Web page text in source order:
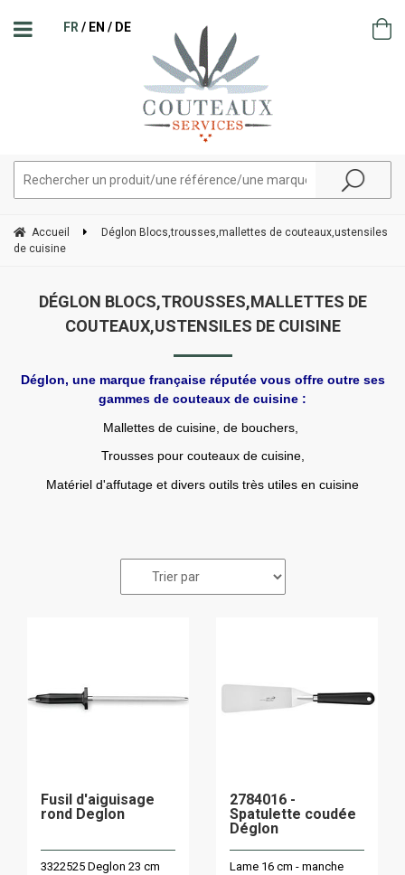
FR EN DE
Accueil
Déglon Blocs,trousses,mallettes de couteaux,ustensiles
de cuisine
DÉGLON BLOCS,TROUSSES,MALLETTES DE
COUTEAUX,USTENSILES DE CUISINE
Déglon, une marque française réputée vous offre outre ses
gammes de couteaux de cuisine :
Mallettes de cuisine, de bouchers,
Trousses pour couteaux de cuisine,
Matériel d'affutage et divers outils très utiles en cuisine
Fusil d'aiguisage
rond Deglon
3322525 Deglon 23 cm
2784016 -
Spatulette coudée
Déglon
Lame 16 cm - manche